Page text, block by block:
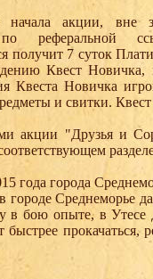
акции, вне
по
получит 7 суток
Квест
Квеста Новичка
и свитки.
акции "Друзья и
года города
городе Среднеморье
в бою опыте, в
быстрее прокачаться,